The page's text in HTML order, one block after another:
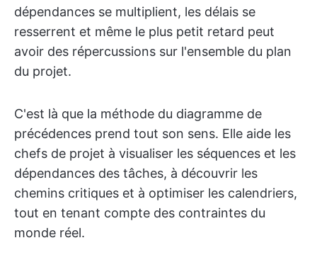
dépendances se multiplient, les délais se
resserrent et même le plus petit retard peut
avoir des répercussions sur l'ensemble du plan
du projet.
C'est là que la méthode du diagramme de
précédences prend tout son sens. Elle aide les
chefs de projet à visualiser les séquences et les
dépendances des tâches, à découvrir les
chemins critiques et à optimiser les calendriers,
tout en tenant compte des contraintes du
monde réel.